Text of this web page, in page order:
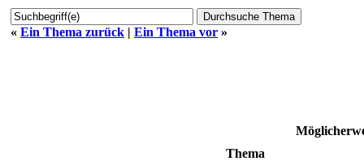
« Ein Thema zurück | Ein Thema vor »
Thema